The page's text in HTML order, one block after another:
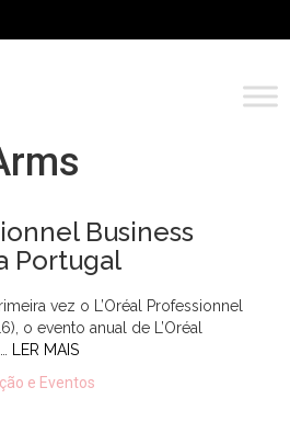
Business
Portugal
vez o L’Oréal Professionnel
o evento anual de L’Oréal
LER MAIS
e Eventos